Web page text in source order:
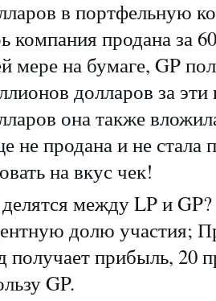
в портфельную
компания продана за
мере на бумаге, GP
долларов за
она также
не продана и не
на вкус чек!
между LP и
долю участия;
получает прибыль, 20
GP.